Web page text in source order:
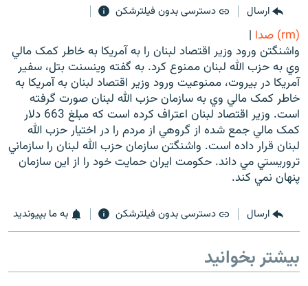
صفحه
جستجوبرنامه‌های رادیویی
فرکانس‌ها
چندرسانه‌ای
گزارش‌های تصویری
گزارش‌های ویدئویی
زنان فردا
English
به ما بپیوندید
زبان‌های دیگر
ارسال
دسترسی بدون فیلترشکن
(rm) صدا
|
واشنگتن ورود وزير اقتصاد لبنان را به آمريکا به خاطر کمک مالي
وي به حزب الله لبنان ممنوع کرد. به گفته وينسنت بتل، سفير
آمريکا در بيروت، ممنوعيت ورود وزير اقتصاد لبنان به آمريکا به
خاطر کمک مالي وي به سازمان حزب الله لبنان صورت گرفته
است. وزير اقتصاد لبنان اعتراف کرده است که مبلغ 663 دلار
کمک مالي جمع شده از گروهي از مردم را در اختيار حزب الله
لبنان قرار داده است. واشنگتن سازمان حزب الله لبنان را سازماني
تروريستي مي داند. حکومت ايران حمايت خود را از اين سازمان
پنهان نمي کند.
ارسال دسترسی بدون فیلترشکن به ما بپیوندید
بیشتر بخوانید